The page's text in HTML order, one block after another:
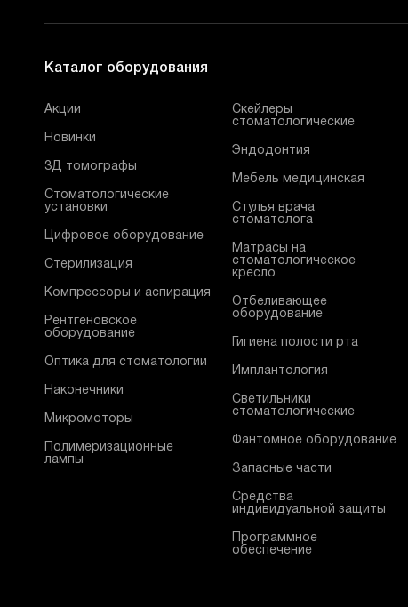
Каталог оборудования
Акции
Новинки
3Д томографы
Стоматологические
установки
Цифровое оборудование
Стерилизация
Компрессоры и аспирация
Рентгеновское
оборудование
Оптика для стоматологии
Наконечники
Микромоторы
Полимеризационные
лампы
Скейлеры
стоматологические
Эндодонтия
Мебель медицинская
Стулья врача
стоматолога
Матрасы на
стоматологическое
кресло
Отбеливающее
оборудование
Гигиена полости рта
Имплантология
Светильники
стоматологические
Фантомное оборудование
Запасные части
Средства
индивидуальной защиты
Программное
обеспечение